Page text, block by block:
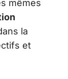
mêmes
la
et